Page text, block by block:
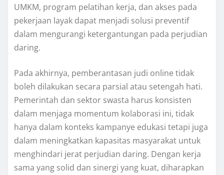
UMKM, program pelatihan kerja, dan akses pada
pekerjaan layak dapat menjadi solusi preventif
dalam mengurangi ketergantungan pada perjudian
daring.
Pada akhirnya, pemberantasan judi online tidak
boleh dilakukan secara parsial atau setengah hati.
Pemerintah dan sektor swasta harus konsisten
dalam menjaga momentum kolaborasi ini, tidak
hanya dalam konteks kampanye edukasi tetapi juga
dalam meningkatkan kapasitas masyarakat untuk
menghindari jerat perjudian daring. Dengan kerja
sama yang solid dan sinergi yang kuat, diharapkan